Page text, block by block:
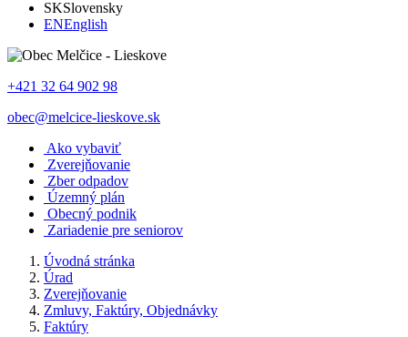
SKSlovensky
ENEnglish
+421 32 64 902 98
obec@melcice-lieskove.sk
Ako vybaviť
Zverejňovanie
Zber odpadov
Územný plán
Obecný podnik
Zariadenie pre seniorov
Úvodná stránka
Úrad
Zverejňovanie
Zmluvy, Faktúry, Objednávky
Faktúry